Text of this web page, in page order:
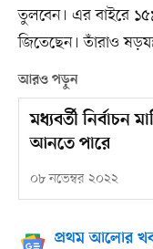
তুলবেন। এর বাইরে ১৫৯
জিতেছেন। তাঁরাও
আরও পড়ুন
মধ্যবর্তী নির্বাচন
আনতে পারে
০৮ নভেম্বর ২০২২
প্রথম আলোর